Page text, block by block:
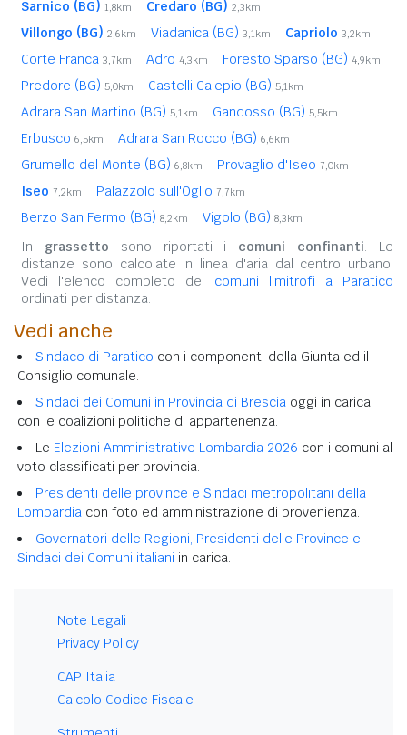
Sarnico (BG) 1,8km Credaro (BG) 2,3km
Villongo (BG) 2,6km Viadanica (BG) 3,1km Capriolo 3,2km
Corte Franca 3,7km Adro 4,3km Foresto Sparso (BG) 4,9km
Predore (BG) 5,0km Castelli Calepio (BG) 5,1km
Adrara San Martino (BG) 5,1km Gandosso (BG) 5,5km
Erbusco 6,5km Adrara San Rocco (BG) 6,6km
Grumello del Monte (BG) 6,8km Provaglio d'Iseo 7,0km
Iseo 7,2km Palazzolo sull'Oglio 7,7km
Berzo San Fermo (BG) 8,2km Vigolo (BG) 8,3km
In grassetto sono riportati i comuni confinanti. Le
distanze sono calcolate in linea d'aria dal centro urbano.
Vedi l'elenco completo dei comuni limitrofi a Paratico
ordinati per distanza.
Vedi anche
Sindaco di Paratico con i componenti della Giunta ed il
Consiglio comunale.
Sindaci dei Comuni in Provincia di Brescia oggi in carica
con le coalizioni politiche di appartenenza.
Le Elezioni Amministrative Lombardia 2026 con i comuni al
voto classificati per provincia.
Presidenti delle province e Sindaci metropolitani della
Lombardia con foto ed amministrazione di provenienza.
Governatori delle Regioni, Presidenti delle Province e
Sindaci dei Comuni italiani in carica.
Note Legali
Privacy Policy
CAP Italia
Calcolo Codice Fiscale